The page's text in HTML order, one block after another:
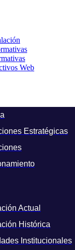
Web
Estratégicas
Actual
Histórica
Institucionales